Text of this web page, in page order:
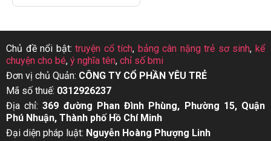
Chủ đề nổi bật:truyện cổ tích, bảng cân nặng trẻ sơ sinh,kể
chuyện cho bé, ý nghĩa tên, chỉ số bmi
Đơn vị chủ Quản: CÔNG TY CỔ PHẦN YÊU TRẺ
Mã số thuế: 0312926237
Địa chỉ:369 đường Phan Đình Phùng, Phường 15, Quận
Phú Nhuận, Thành phố Hồ Chí Minh
Đại diện pháp luật: Nguyễn Hoàng Phượng Linh